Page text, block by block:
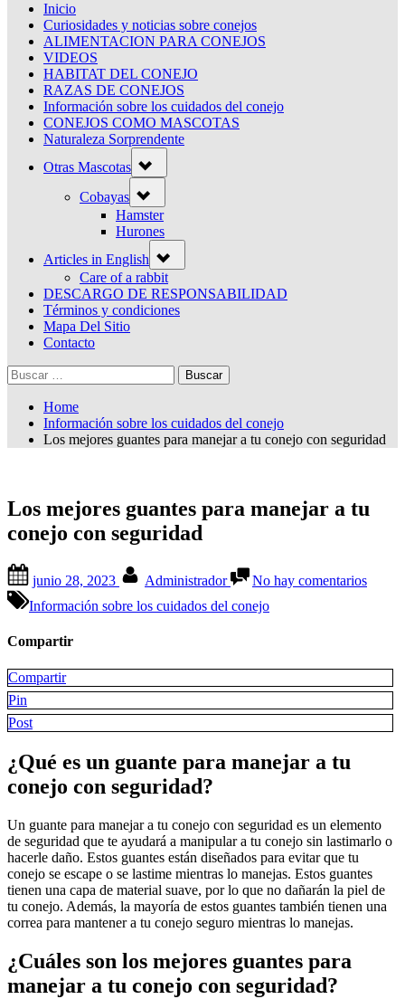
Inicio
Curiosidades y noticias sobre conejos
ALIMENTACION PARA CONEJOS
VIDEOS
HABITAT DEL CONEJO
RAZAS DE CONEJOS
Información sobre los cuidados del conejo
CONEJOS COMO MASCOTAS
Naturaleza Sorprendente
Otras Mascotas sub-
menu
Cobayas sub-
menu
Hamster
Hurones
Articles in English
sub-
menu
Care of a rabbit
DESCARGO DE RESPONSABILIDAD
Términos y condiciones
Mapa Del Sitio
Contacto
Buscar:
Home
Información sobre los cuidados del conejo
Los mejores guantes para manejar a tu conejo con seguridad
Los mejores guantes para manejar a tu
conejo con seguridad
on
junio 28, 2023 Administrador No hay comentariosLos
a
tu
con
Información sobre los cuidados del conejo
Compartir
Compartir
Pin
Post
¿Qué es un guante para manejar a tu
conejo con seguridad?
Un guante para manejar a tu conejo con seguridad es un elemento
de seguridad que te ayudará a manipular a tu conejo sin lastimarlo o
hacerle daño. Estos guantes están diseñados para evitar que tu
conejo se escape o se lastime mientras lo manejas. Estos guantes
tienen una capa de material suave, por lo que no dañarán la piel de
tu conejo. Además, la mayoría de estos guantes también tienen una
correa para mantener a tu conejo seguro mientras lo manejas.
¿Cuáles son los mejores guantes para
manejar a tu conejo con seguridad?